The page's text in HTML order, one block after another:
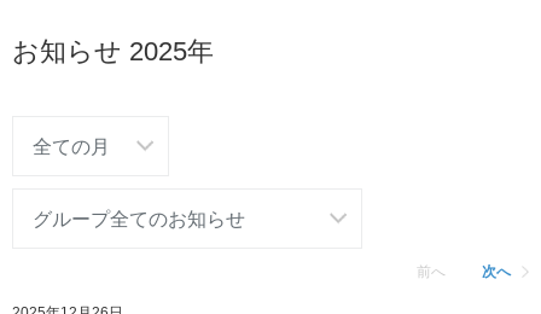
お知らせ 2025年
前へ 次へ